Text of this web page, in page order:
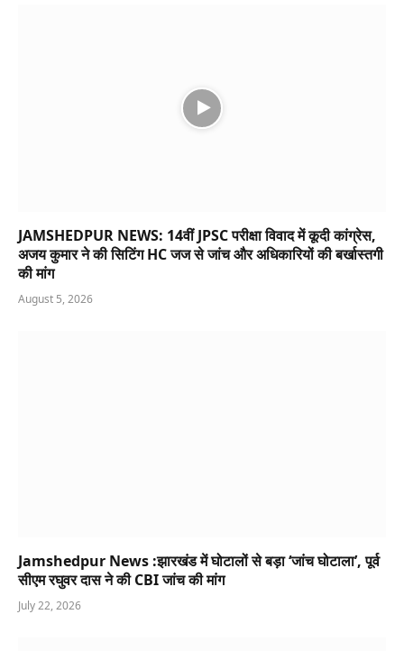
JAMSHEDPUR NEWS: 14वीं JPSC परीक्षा विवाद में कूदी कांग्रेस,
अजय कुमार ने की सिटिंग HC जज से जांच और अधिकारियों की बर्खास्तगी
की मांग
August 5, 2026
Jamshedpur News :झारखंड में घोटालों से बड़ा ‘जांच घोटाला’, पूर्व
सीएम रघुवर दास ने की CBI जांच की मांग
July 22, 2026